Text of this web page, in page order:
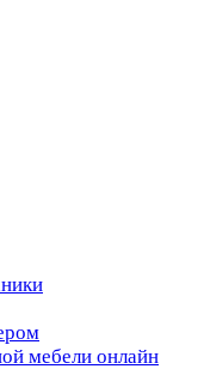
мебели онлайн